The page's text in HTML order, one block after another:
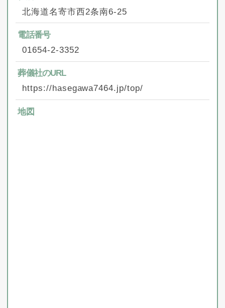
北海道名寄市西2条南6-25
電話番号
01654-2-3352
葬儀社のURL
https://hasegawa7464.jp/top/
地図